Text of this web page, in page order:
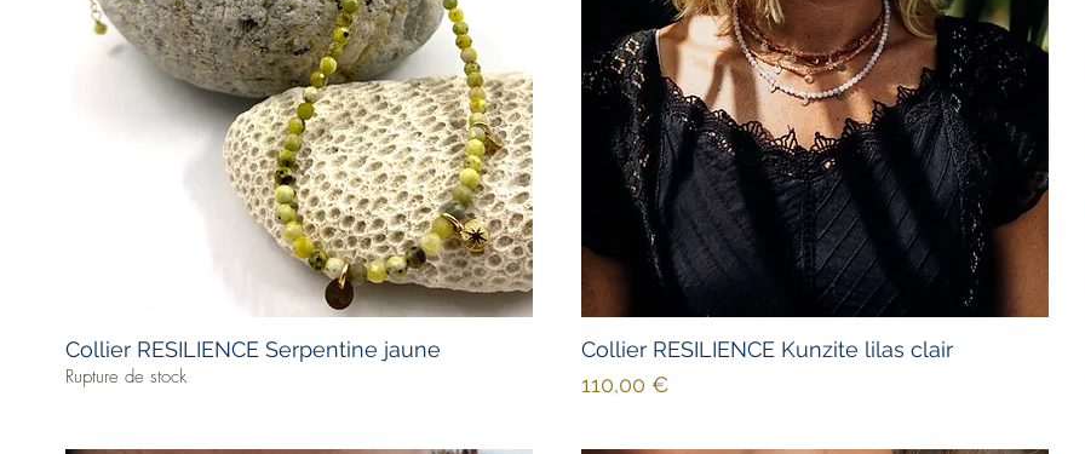
Collier RESILIENCE Serpentine jaune
Rupture de stock
Collier RESILIENCE Kunzite lilas clair
Prix
110,00 €